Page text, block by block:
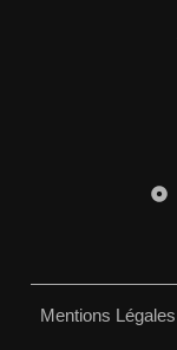
Mentions Légales